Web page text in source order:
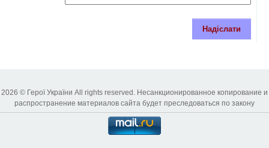
Надіслати
2026 © Герої України All rights reserved. Несанкционированное копирование и
распространение материалов сайта будет преследоваться по закону